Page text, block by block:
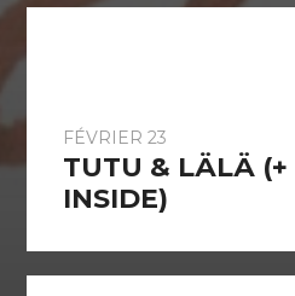
FÉVRIER 23
TUTU & LÄLÄ (+
INSIDE)